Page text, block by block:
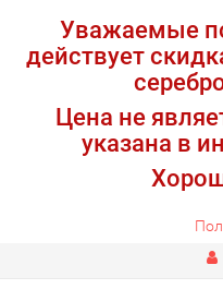
Уважаемые
действует
Цена не
указана в